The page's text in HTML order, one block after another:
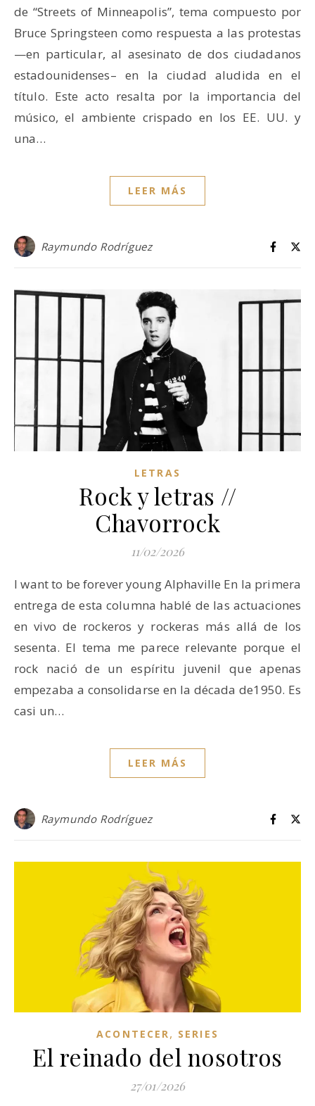
de “Streets of Minneapolis”, tema compuesto por
Bruce Springsteen como respuesta a las protestas
—en particular, al asesinato de dos ciudadanos
estadounidenses– en la ciudad aludida en el
título. Este acto resalta por la importancia del
músico, el ambiente crispado en los EE. UU. y
una…
LEER MÁS
Raymundo Rodríguez
LETRAS
Rock y letras //
Chavorrock
11/02/2026
I want to be forever young Alphaville En la primera
entrega de esta columna hablé de las actuaciones
en vivo de rockeros y rockeras más allá de los
sesenta. El tema me parece relevante porque el
rock nació de un espíritu juvenil que apenas
empezaba a consolidarse en la década de1950. Es
casi un…
LEER MÁS
Raymundo Rodríguez
ACONTECER, SERIES
El reinado del nosotros
27/01/2026